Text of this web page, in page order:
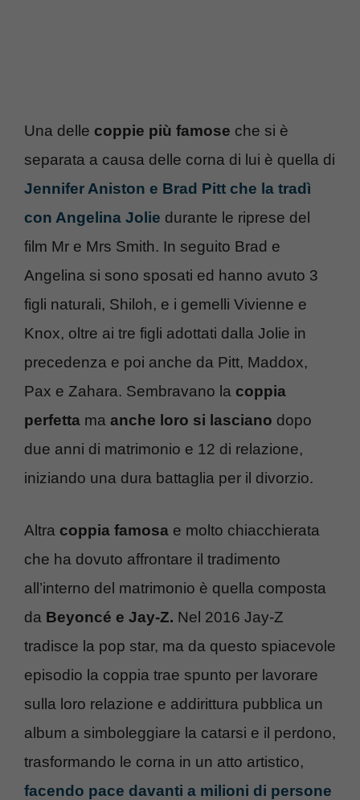
Una delle coppie più famose che si è
separata a causa delle corna di lui è quella di
Jennifer Aniston e Brad Pitt che la tradì
con Angelina Jolie durante le riprese del
film Mr e Mrs Smith. In seguito Brad e
Angelina si sono sposati ed hanno avuto 3
figli naturali, Shiloh, e i gemelli Vivienne e
Knox, oltre ai tre figli adottati dalla Jolie in
precedenza e poi anche da Pitt, Maddox,
Pax e Zahara. Sembravano la coppia
perfetta ma anche loro si lasciano dopo
due anni di matrimonio e 12 di relazione,
iniziando una dura battaglia per il divorzio.
Altra coppia famosa e molto chiacchierata
che ha dovuto affrontare il tradimento
all’interno del matrimonio è quella composta
da Beyoncé e Jay-Z. Nel 2016 Jay-Z
tradisce la pop star, ma da questo spiacevole
episodio la coppia trae spunto per lavorare
sulla loro relazione e addirittura pubblica un
album a simboleggiare la catarsi e il perdono,
trasformando le corna in un atto artistico,
facendo pace davanti a milioni di persone